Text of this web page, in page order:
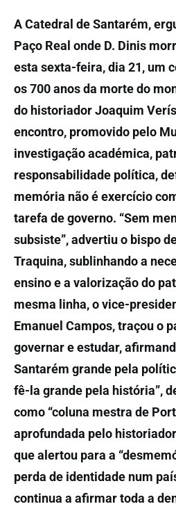
A Catedral de Santarém,
Paço Real onde D. Dinis
esta sexta-feira, dia 21, um
os 700 anos da morte do
do historiador Joaquim
encontro, promovido pelo
investigação académica,
responsabilidade política,
memória não é exercício
tarefa de governo. “Sem
subsiste”, advertiu o bispo
Traquina, sublinhando a
ensino e a valorização do
mesma linha, o vice-
Emanuel Campos, traçou o
governar e estudar,
Santarém grande pela
fê-la grande pela história”,
como “coluna mestra de
aprofundada pelo
que alertou para a
perda de identidade num
continua a afirmar toda a